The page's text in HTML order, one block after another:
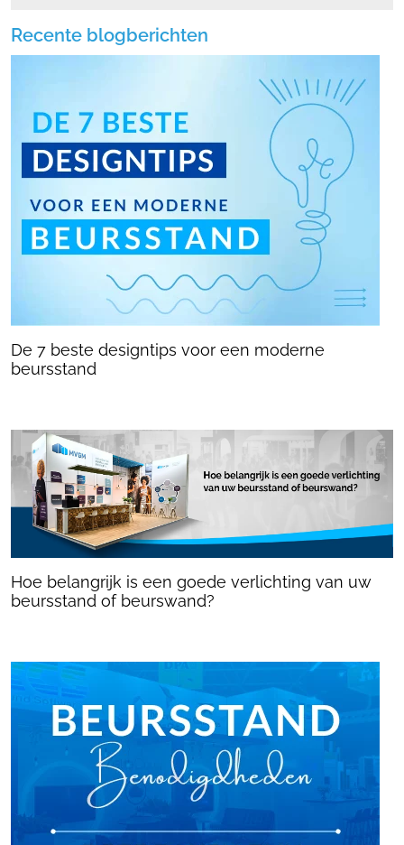
Recente blogberichten
De 7 beste designtips voor een moderne
beursstand
Hoe belangrijk is een goede verlichting van uw
beursstand of beurswand?